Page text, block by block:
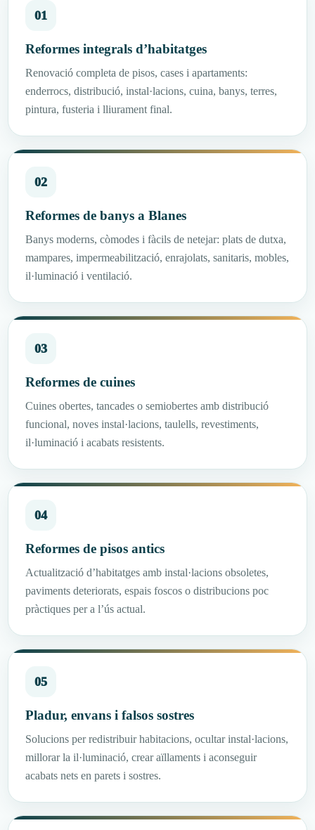
01
Reformes integrals d’habitatges
Renovació completa de pisos, cases i apartaments:
enderrocs, distribució, instal·lacions, cuina, banys, terres,
pintura, fusteria i lliurament final.
02
Reformes de banys a Blanes
Banys moderns, còmodes i fàcils de netejar: plats de dutxa,
mampares, impermeabilització, enrajolats, sanitaris, mobles,
il·luminació i ventilació.
03
Reformes de cuines
Cuines obertes, tancades o semiobertes amb distribució
funcional, noves instal·lacions, taulells, revestiments,
il·luminació i acabats resistents.
04
Reformes de pisos antics
Actualització d’habitatges amb instal·lacions obsoletes,
paviments deteriorats, espais foscos o distribucions poc
pràctiques per a l’ús actual.
05
Pladur, envans i falsos sostres
Solucions per redistribuir habitacions, ocultar instal·lacions,
millorar la il·luminació, crear aïllaments i aconseguir
acabats nets en parets i sostres.